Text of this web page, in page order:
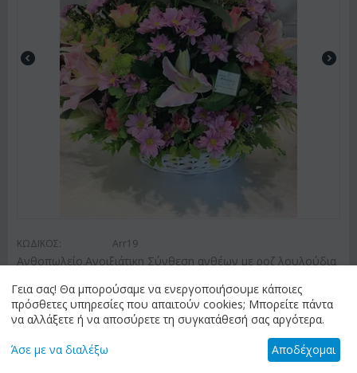
ΚΩΔΙΚΟΣ: Arr19
Ανθοπωλείο.Ανοιξιάτικη Σύνθεση ανθέων με ροζ λουλούδια
€85.00
Γεια σας! Θα μπορούσαμε να ενεργοποιήσουμε κάποιες
πρόσθετες υπηρεσίες που απαιτούν cookies; Μπορείτε πάντα
να αλλάξετε ή να αποσύρετε τη συγκατάθεσή σας αργότερα.
Άσε με να διαλέξω Αποδέχομαι